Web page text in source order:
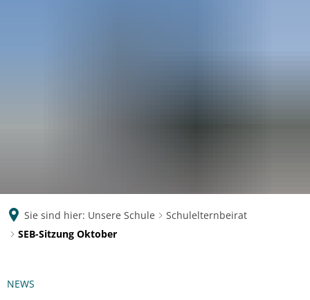
Sie sind hier: Unsere Schule
Schulelternbeirat
SEB-Sitzung Oktober
NEWS